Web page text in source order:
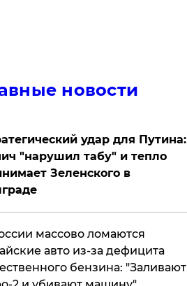
новости
удар для Путина:
"нарушил табу" и тепло
Зеленского в
массово ломаются
авто из-за дефицита
бензина: "Заливают